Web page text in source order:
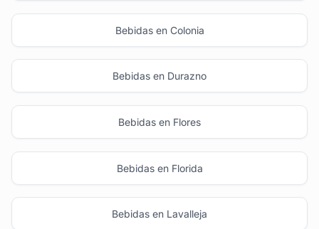
Bebidas en Colonia
Bebidas en Durazno
Bebidas en Flores
Bebidas en Florida
Bebidas en Lavalleja